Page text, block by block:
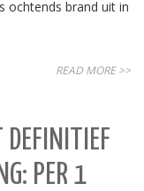
ochtends brand uit in
READ MORE >>
DEFINITIEF
PER 1